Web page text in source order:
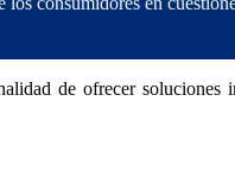
de ofrecer soluciones